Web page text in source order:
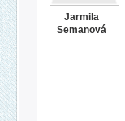
Jarmila
Semanová